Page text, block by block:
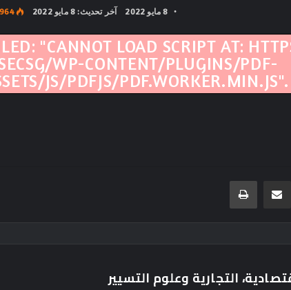
8 مايو 2022 آخر تحديث: 8 مايو 2022 964
"CANNOT LOAD SCRIPT AT:
WP-CONTENT/PLUGINS/PDF-
JS/PDFJS/PDF.WORKER.MIN.JS".
مشاركة عبر البريد طباعة
التجارية وعلوم التسيير